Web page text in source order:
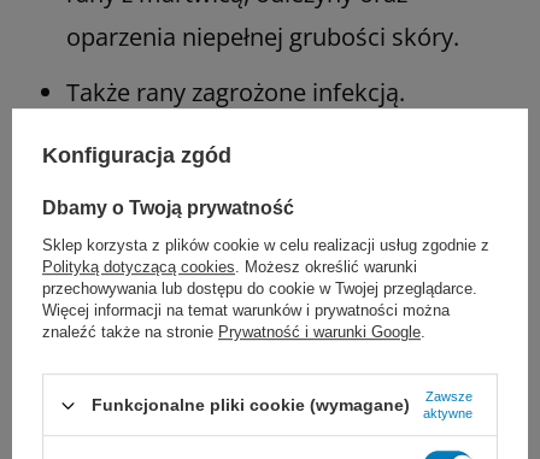
oparzenia niepełnej grubości skóry.
Także rany zagrożone infekcją.
Można je również zakładać na rany
przewlekłe lub rany z krytyczną kolonizacją
bakteryjną.
Dobrze sprawdzają się także w miejscach
narażonych na wysięk, np. przy ranach z dużą
ilością płynu, gdzie potrzebny jest opatrunek
piankowy, który pochłania wysięk,
Konfiguracja zgód
Dbamy o Twoją prywatność
Sklep korzysta z plików cookie w celu realizacji usług zgodnie z
Polityką dotyczącą cookies. Możesz określić warunki
przechowywania lub dostępu do cookie w Twojej przeglądarce.
Więcej informacji na temat warunków i prywatności można
znaleźć także na stronie Prywatność i warunki Google.
Funkcjonalne pliki cookie (wymagane)
Zawsze
aktywne